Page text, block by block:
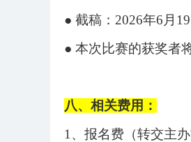
● 截稿：2026年6 月 19
● 本次比赛的获奖者
八、相关费用：
1、报名费（转交主办